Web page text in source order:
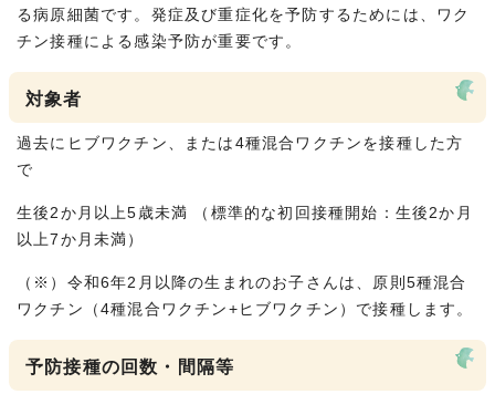
る病原細菌です。発症及び重症化を予防するためには、ワク
チン接種による感染予防が重要です。
対象者
過去にヒブワクチン、または4種混合ワクチンを接種した方
で
生後2か月以上5歳未満 （標準的な初回接種開始：生後2か月
以上7か月未満）
（※）令和6年2月以降の生まれのお子さんは、原則5種混合
ワクチン（4種混合ワクチン+ヒブワクチン）で接種します。
予防接種の回数・間隔等